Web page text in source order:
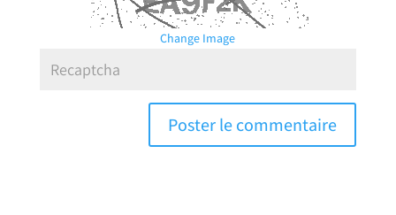
Change Image